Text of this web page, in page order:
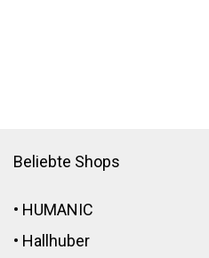
Beliebte Shops
• HUMANIC
• Hallhuber